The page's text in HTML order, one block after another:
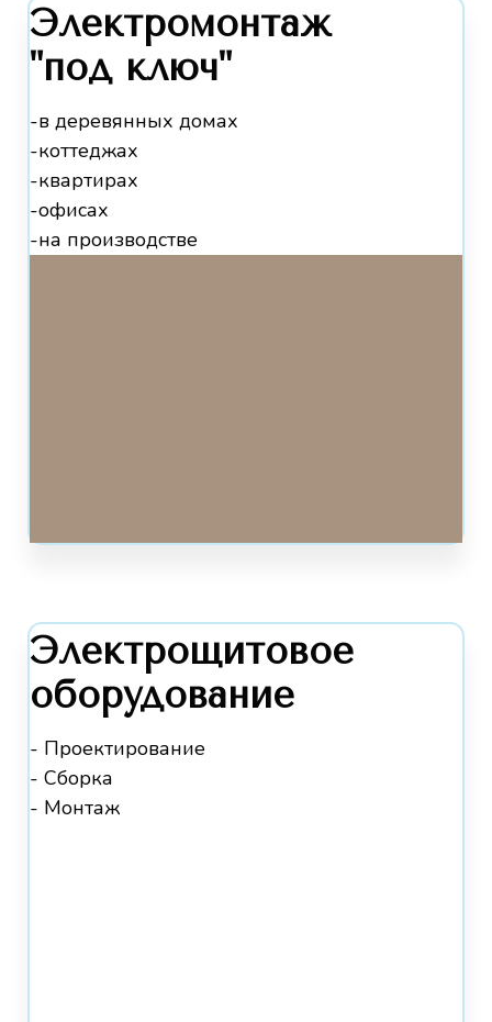
Электромонтаж
"под ключ"
-в деревянных домах
-коттеджах
-квартирах
-офисах
-на производстве
Электрощитовое
оборудование
- Проектирование
- Сборка
- Монтаж